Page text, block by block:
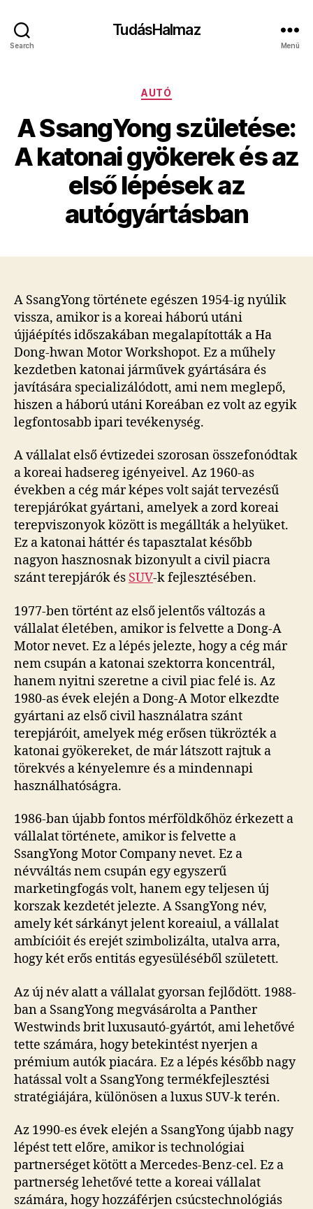
Search
TudásHalmaz
Menü
Kategóriák
AUTÓ
A SsangYong születése:
A katonai gyökerek és az
első lépések az
autógyártásban
A SsangYong története egészen 1954-ig nyúlik
vissza, amikor is a koreai háború utáni
újjáépítés időszakában megalapították a Ha
Dong-hwan Motor Workshopot. Ez a műhely
kezdetben katonai járművek gyártására és
javítására specializálódott, ami nem meglepő,
hiszen a háború utáni Koreában ez volt az egyik
legfontosabb ipari tevékenység.
A vállalat első évtizedei szorosan összefonódtak
a koreai hadsereg igényeivel. Az 1960-as
években a cég már képes volt saját tervezésű
terepjárókat gyártani, amelyek a zord koreai
terepviszonyok között is megállták a helyüket.
Ez a katonai háttér és tapasztalat később
nagyon hasznosnak bizonyult a civil piacra
szánt terepjárók és SUV-k fejlesztésében.
1977-ben történt az első jelentős változás a
vállalat életében, amikor is felvette a Dong-A
Motor nevet. Ez a lépés jelezte, hogy a cég már
nem csupán a katonai szektorra koncentrál,
hanem nyitni szeretne a civil piac felé is. Az
1980-as évek elején a Dong-A Motor elkezdte
gyártani az első civil használatra szánt
terepjáróit, amelyek még erősen tükrözték a
katonai gyökereket, de már látszott rajtuk a
törekvés a kényelemre és a mindennapi
használhatóságra.
1986-ban újabb fontos mérföldkőhöz érkezett a
vállalat története, amikor is felvette a
SsangYong Motor Company nevet. Ez a
névváltás nem csupán egy egyszerű
marketingfogás volt, hanem egy teljesen új
korszak kezdetét jelezte. A SsangYong név,
amely két sárkányt jelent koreaiul, a vállalat
ambícióit és erejét szimbolizálta, utalva arra,
hogy két erős entitás egyesüléséből született.
Az új név alatt a vállalat gyorsan fejlődött. 1988-
ban a SsangYong megvásárolta a Panther
Westwinds brit luxusautó-gyártót, ami lehetővé
tette számára, hogy betekintést nyerjen a
prémium autók piacára. Ez a lépés később nagy
hatással volt a SsangYong termékfejlesztési
stratégiájára, különösen a luxus SUV-k terén.
Az 1990-es évek elején a SsangYong újabb nagy
lépést tett előre, amikor is technológiai
partnerséget kötött a Mercedes-Benz-cel. Ez a
partnerség lehetővé tette a koreai vállalat
számára, hogy hozzáférjen csúcstechnológiás